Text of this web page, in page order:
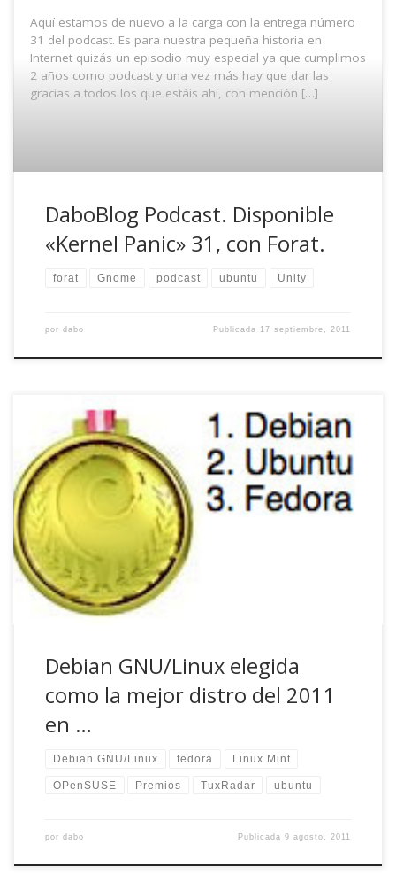
Aquí estamos de nuevo a la carga con la entrega número
31 del podcast. Es para nuestra pequeña historia en
Internet quizás un episodio muy especial ya que cumplimos
2 años como podcast y una vez más hay que dar las
gracias a todos los que estáis ahí, con mención […]
DaboBlog Podcast. Disponible
«Kernel Panic» 31, con Forat.
forat Gnome podcast ubuntu Unity
por dabo Publicada 17 septiembre, 2011
Bueno, imagino que a ninguno de vosotros os extrañará
que nos hagamos eco de una noticia como esta. Más allá
de flames que ni nos gustan ni nunca hemos buscado aquí.
Los Debianitas estamos de enhorabuena ya que nuestra
distro, es la vencedora en los «TuxRadar Best Distro
Awards» (esto […]
Debian GNU/Linux elegida
como la mejor distro del 2011
en …
Debian GNU/Linux fedora Linux Mint
OPenSUSE Premios TuxRadar ubuntu
por dabo Publicada9 agosto, 2011